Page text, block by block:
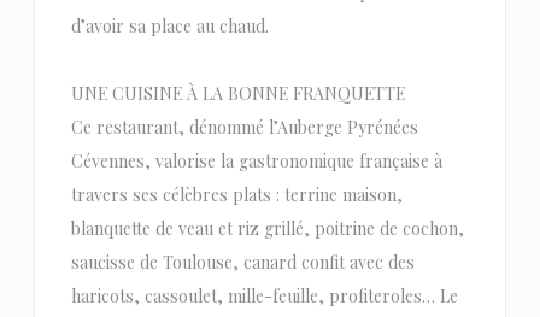
d’avoir sa place au chaud.
UNE CUISINE À LA BONNE FRANQUETTE
Ce restaurant, dénommé l’Auberge Pyrénées
Cévennes, valorise la gastronomique française à
travers ses célèbres plats : terrine maison,
blanquette de veau et riz grillé, poitrine de cochon,
saucisse de Toulouse, canard confit avec des
haricots, cassoulet, mille-feuille, profiteroles… Le